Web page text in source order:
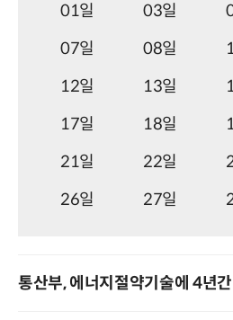
01일 03일
07일
08일
12일
13일
17일
18일
21일
22일
26일
27일
통산부, 에너지절약기술에 4년